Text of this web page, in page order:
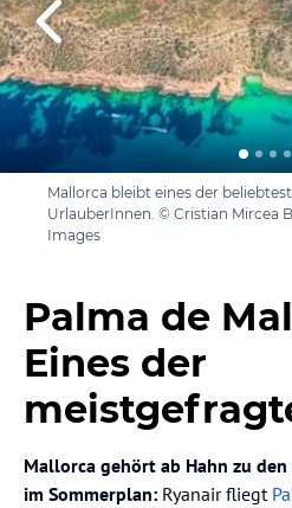
Mallorca bleibt eines der
UrlauberInnen. © Cristian Mircea
Images
Palma de
Eines der
Mallorca gehört ab Hahn zu
im Sommerplan: Ryanair fliegt